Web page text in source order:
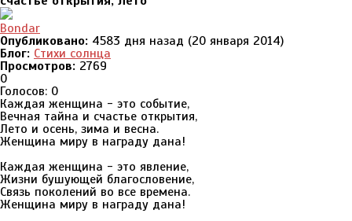
Bondar
Опубликовано: 4583 дня назад (20 января 2014)
Блог: Стихи солнца
Просмотров: 2769
0
Голосов: 0
Каждая женщина - это событие,
Вечная тайна и счастье открытия,
Лето и осень, зима и весна.
Женщина миру в награду дана!
Каждая женщина - это явление,
Жизни бушующей благословение,
Связь поколений во все времена.
Женщина миру в награду дана!